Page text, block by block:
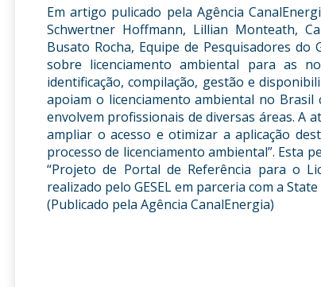
Em artigo pulicado pela Agência
Schwertner Hoffmann, Lillian Monteath,
Busato Rocha, Equipe de Pesquisadores do
sobre licenciamento ambiental para as
identificação, compilação, gestão e
apoiam o licenciamento ambiental no
envolvem profissionais de diversas áreas. A
ampliar o acesso e otimizar a aplicação
processo de licenciamento ambiental”. Esta
“Projeto de Portal de Referência para o
realizado pelo GESEL em parceria com a State
(Publicado pela Agência CanalEnergia)